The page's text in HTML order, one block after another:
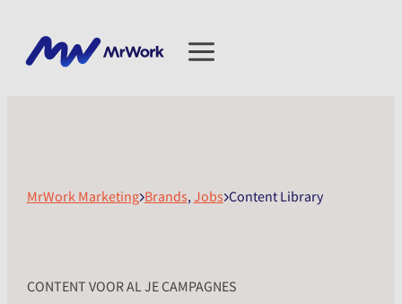
MrWork Marketing Brands,Jobs Content Library
CONTENT VOOR AL JE CAMPAGNES